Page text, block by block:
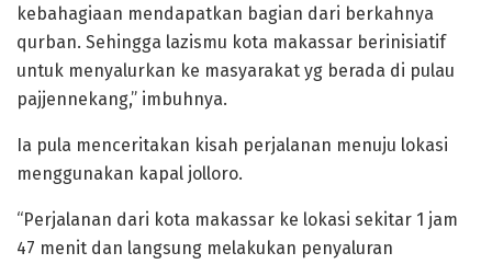
kebahagiaan mendapatkan bagian dari berkahnya
qurban. Sehingga lazismu kota makassar berinisiatif
untuk menyalurkan ke masyarakat yg berada di pulau
pajjennekang,” imbuhnya.
Ia pula menceritakan kisah perjalanan menuju lokasi
menggunakan kapal jolloro.
“Perjalanan dari kota makassar ke lokasi sekitar 1 jam
47 menit dan langsung melakukan penyaluran